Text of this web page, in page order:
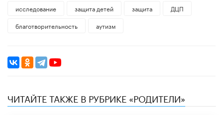
исследование
защита детей защита
ДЦП
благотворительность
аутизм
ЧИТАЙТЕ ТАКЖЕ В РУБРИКЕ «РОДИТЕЛИ»